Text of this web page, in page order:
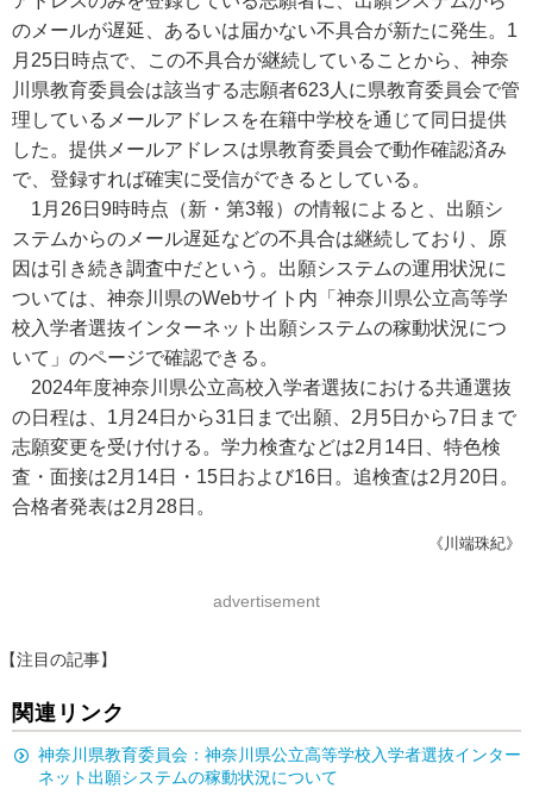
のメールが遅延、あるいは届かない不具合が新たに発生。1
月25日時点で、この不具合が継続していることから、神奈
川県教育委員会は該当する志願者623人に県教育委員会で管
理しているメールアドレスを在籍中学校を通じて同日提供
した。提供メールアドレスは県教育委員会で動作確認済み
で、登録すれば確実に受信ができるとしている。
1月26日9時時点（新・第3報）の情報によると、出願シ
ステムからのメール遅延などの不具合は継続しており、原
因は引き続き調査中だという。出願システムの運用状況に
ついては、神奈川県のWebサイト内「神奈川県公立高等学
校入学者選抜インターネット出願システムの稼動状況につ
いて」のページで確認できる。
2024年度神奈川県公立高校入学者選抜における共通選抜
の日程は、1月24日から31日まで出願、2月5日から7日まで
志願変更を受け付ける。学力検査などは2月14日、特色検
査・面接は2月14日・15日および16日。追検査は2月20日。
合格者発表は2月28日。
《川端珠紀》
advertisement
【注目の記事】
関連リンク
神奈川県教育委員会：神奈川県公立高等学校入学者選抜インター
ネット出願システムの稼動状況について